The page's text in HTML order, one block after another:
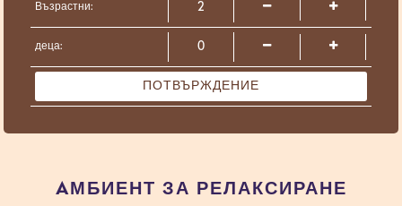
Възрастни:
деца:
ПОТВЪРЖДЕНИЕ
AМБИЕНТ ЗА РЕЛАКСИРАНЕ